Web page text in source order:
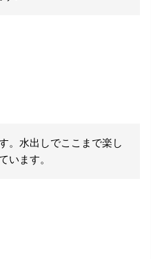
。水出しでここまで楽し
います。